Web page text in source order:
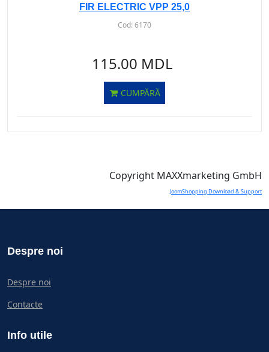
FIR ELECTRIC VPP 25,0
Cod:6170
115.00 MDL
CUMPĂRĂ
Copyright MAXXmarketing GmbH
JoomShopping Download & Support
Despre noi
Despre noi
Contacte
Info utile